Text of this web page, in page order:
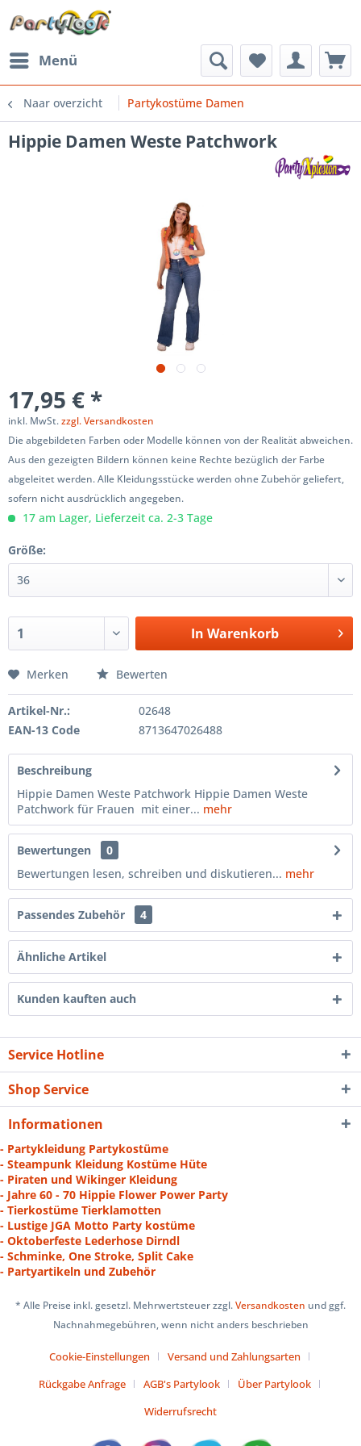
Menü
Naar overzicht Partykostüme Damen
Hippie Damen Weste Patchwork
17,95 € *
inkl. MwSt.zzgl. Versandkosten
Die abgebildeten Farben oder Modelle können von der Realität abweichen.
Aus den gezeigten Bildern können keine Rechte bezüglich der Farbe
abgeleitet werden. Alle Kleidungsstücke werden ohne Zubehör geliefert,
sofern nicht ausdrücklich angegeben.
17 am Lager, Lieferzeit ca. 2-3 Tage
Größe:
In Warenkorb
Merken Bewerten
Artikel-Nr.:
02648
EAN-13 Code
8713647026488
Beschreibung
Hippie Damen Weste Patchwork Hippie Damen Weste
Patchwork für Frauen mit einer... mehr
Bewertungen
0
Bewertungen lesen, schreiben und diskutieren... mehr
Passendes Zubehör 4
Ähnliche Artikel
Kunden kauften auch
Service Hotline
Shop Service
Informationen
- Partykleidung Partykostüme
- Steampunk Kleidung Kostüme Hüte
- Piraten und Wikinger Kleidung
- Jahre 60 - 70 Hippie Flower Power Party
- Tierkostüme Tierklamotten
- Lustige JGA Motto Party kostüme
- Oktoberfeste Lederhose Dirndl
- Schminke, One Stroke, Split Cake
- Partyartikeln und Zubehör
* Alle Preise inkl. gesetzl. Mehrwertsteuer zzgl.Versandkosten und ggf.
Nachnahmegebühren, wenn nicht anders beschrieben
Cookie-Einstellungen
Versand und Zahlungsarten
Rückgabe Anfrage
AGB's Partylook
Über Partylook
Widerrufsrecht